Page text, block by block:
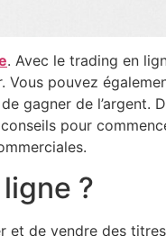
. Avec le trading en
pouvez
gagner de
pour
?
de vendre des